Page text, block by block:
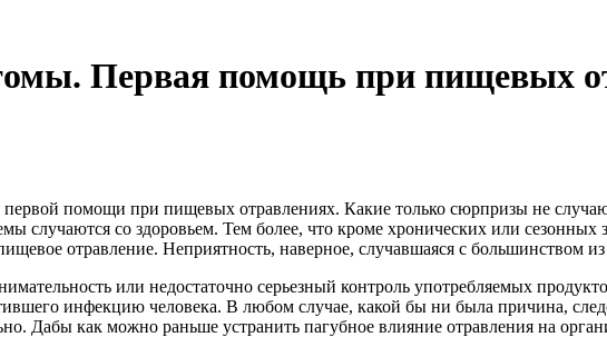
Первая помощь при пищевых
первой помощи при пищевых отравлениях. Какие только сюрпризы не
случаются со здоровьем. Тем более, что кроме хронических или сезонных
отравление. Неприятность, наверное, случавшаяся с большинством из
или недостаточно серьезный контроль употребляемых
инфекцию человека. В любом случае, какой бы ни была причина,
Дабы как можно раньше устранить пагубное влияние отравления на